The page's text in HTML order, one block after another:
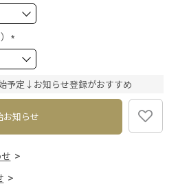
必
須
予定↓お知らせ登録がおすすめ
お知らせ